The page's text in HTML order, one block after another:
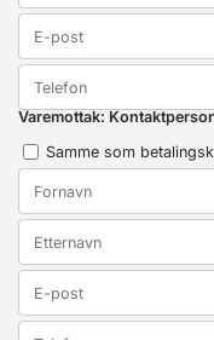
Varemottak:
Samme som